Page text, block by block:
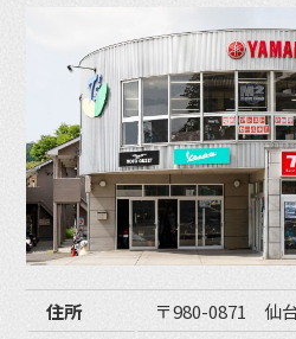
住所
〒980-0871 仙